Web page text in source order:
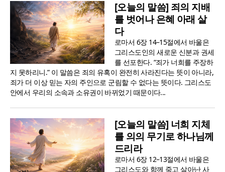
[오늘의 말씀] 죄의 지배
를 벗어나 은혜 아래 살
다
로마서 6장 14–15절에서 바울은
그리스도인의 새로운 신분과 권세
를 선포한다. “죄가 너희를 주장하
지 못하리니.” 이 말씀은 죄의 유혹이 완전히 사라진다는 뜻이 아니라,
죄가 더 이상 믿는 자의 주인으로 군림할 수 없다는 뜻이다. 그리스도
안에서 우리의 소속과 소유권이 바뀌었기 때문이다...
[오늘의 말씀] 너희 지체
를 의의 무기로 하나님께
드리라
로마서 6장 12–13절에서 바울은
그리스도와 함께 죽고 살아난 사